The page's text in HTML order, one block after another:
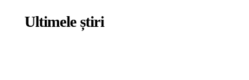
Ultimele știri